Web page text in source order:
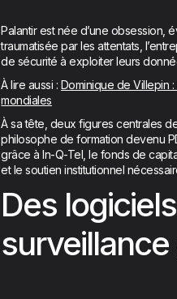
Palantir est née d’une obsession,
traumatisée par les attentats,
de sécurité à exploiter leurs
À lire aussi : Dominique de Villepin
mondiales
À sa tête, deux figures centrales
philosophe de formation devenu
grâce à In-Q-Tel, le fonds de
et le soutien institutionnel
Des